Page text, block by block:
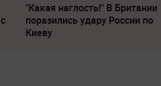
"Какая наглость!" В Британии
поразились удару России по
Киеву